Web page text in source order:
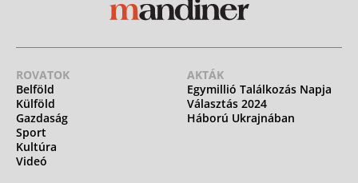
ROVATOK
Belföld
Külföld
Gazdaság
Sport
Kultúra
Videó
AKTÁK
Egymillió Találkozás Napja
Választás 2024
Háború Ukrajnában